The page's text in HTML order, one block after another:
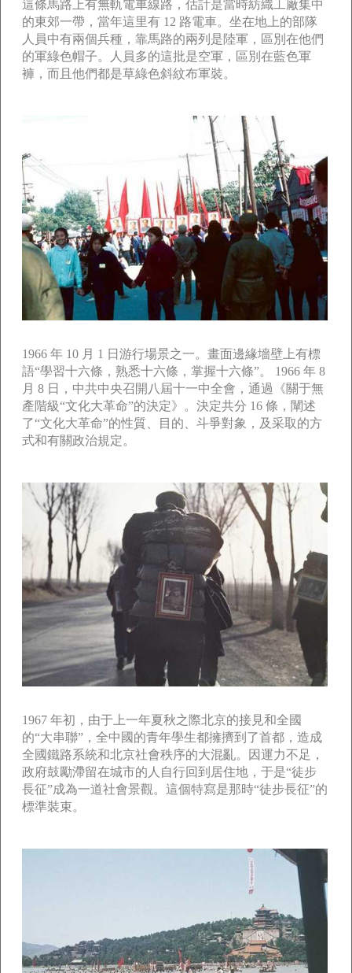
這條馬路上有無軌電車線路，估計是當時紡織工廠集中
的東郊一帶，當年這里有 12 路電車。坐在地上的部隊
人員中有兩個兵種，靠馬路的兩列是陸軍，區別在他們
的軍綠色帽子。人員多的這批是空軍，區別在藍色軍
褲，而且他們都是草綠色斜紋布軍裝。
1966 年 10 月 1 日游行場景之一。畫面邊緣墻壁上有標
語“學習十六條，熟悉十六條，掌握十六條”。 1966 年 8
月 8 日，中共中央召開八屆十一中全會，通過《關于無
產階級“文化大革命”的決定》。決定共分 16 條，闡述
了“文化大革命”的性質、目的、斗爭對象，及采取的方
式和有關政治規定。
1967 年初，由于上一年夏秋之際北京的接見和全國
的“大串聯”，全中國的青年學生都擁擠到了首都，造成
全國鐵路系統和北京社會秩序的大混亂。因運力不足，
政府鼓勵滯留在城市的人自行回到居住地，于是“徒步
長征”成為一道社會景觀。這個特寫是那時“徒步長征”的
標準裝束。